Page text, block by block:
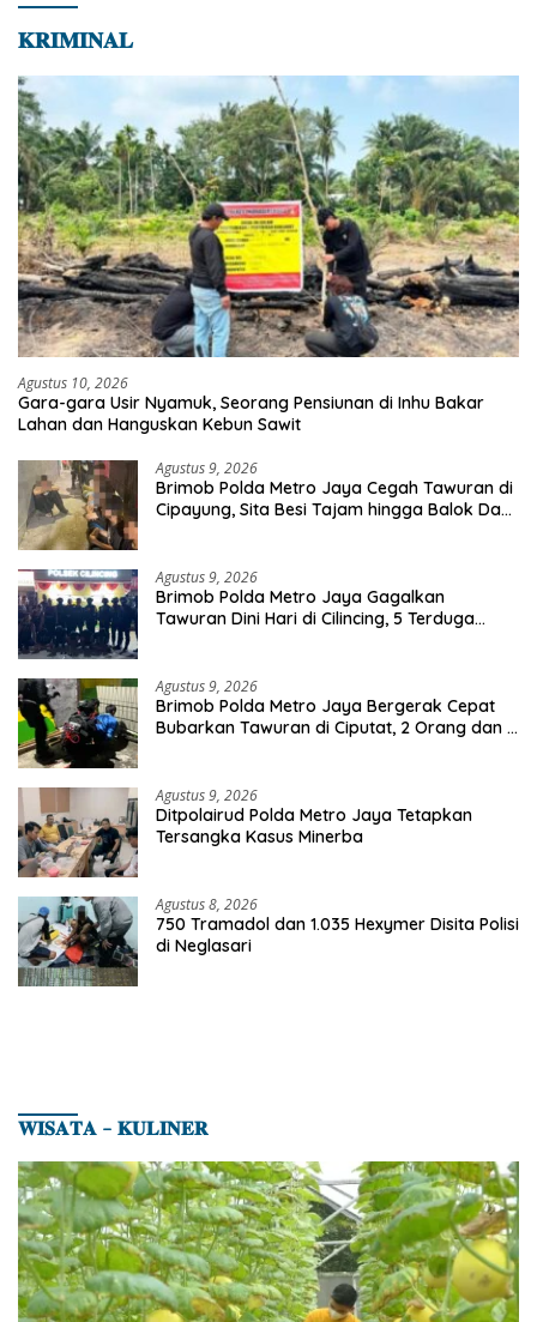
𝐊𝐑𝐈𝐌𝐈𝐍𝐀𝐋
Agustus 10, 2026
Gara-gara Usir Nyamuk, Seorang Pensiunan di Inhu Bakar
Lahan dan Hanguskan Kebun Sawit
Agustus 9, 2026
Brimob Polda Metro Jaya Cegah Tawuran di
Cipayung, Sita Besi Tajam hingga Balok Dan
Agustus 9, 2026
Brimob Polda Metro Jaya Gagalkan
Tawuran Dini Hari di Cilincing, 5 Terduga
Agustus 9, 2026
Brimob Polda Metro Jaya Bergerak Cepat
Bubarkan Tawuran di Ciputat, 2 Orang dan 3
Agustus 9, 2026
Ditpolairud Polda Metro Jaya Tetapkan
Tersangka Kasus Minerba
Agustus 8, 2026
750 Tramadol dan 1.035 Hexymer Disita Polisi
di Neglasari
𝐖𝐈𝐒𝐀𝐓𝐀 – 𝐊𝐔𝐋𝐈𝐍𝐄𝐑